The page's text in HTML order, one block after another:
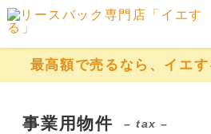
最高額で売るなら、イエ
事業用物件 – tax –